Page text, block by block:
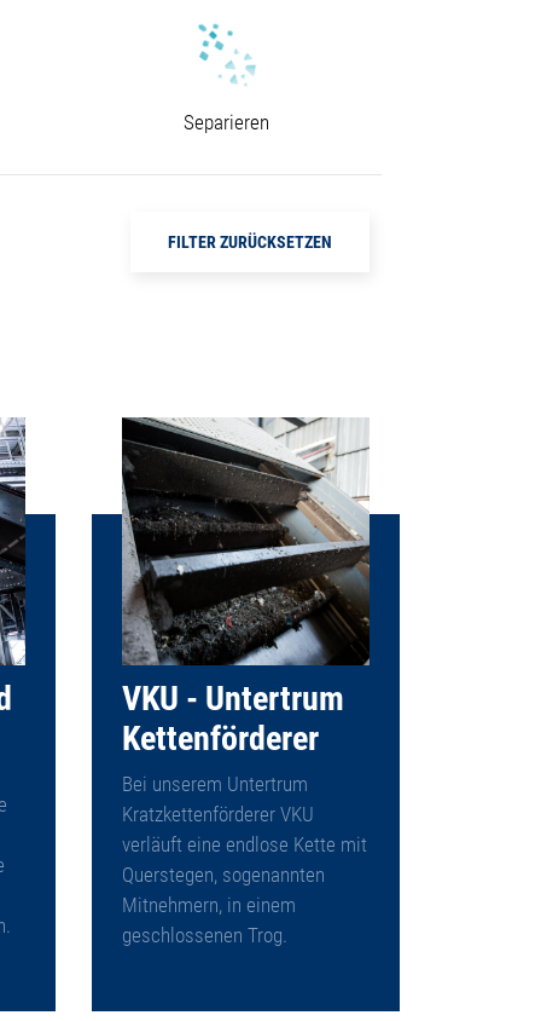
Separieren
VKU - Untertrum
Kettenförderer
Bei unserem Untertrum
Kratzkettenförderer VKU
verläuft eine endlose Kette mit
Querstegen, sogenannten
Mitnehmern, in einem
geschlossenen Trog.